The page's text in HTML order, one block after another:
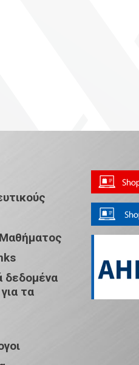
δεδομένα
τα